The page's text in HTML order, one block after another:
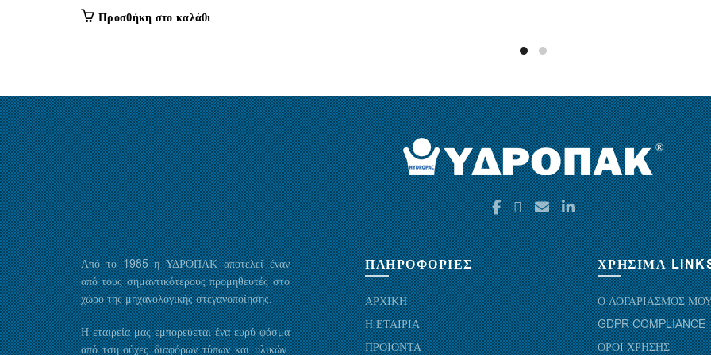
Προσθήκη στο καλάθι
Από το 1985 η ΥΔΡΟΠΑΚ αποτελεί έναν
από τους σημαντικότερους προμηθευτές στο
χώρο της μηχανολογικής στεγανοποίησης.
Η εταιρεία μας εμπορεύεται ένα ευρύ φάσμα
από τσιμούχες διαφόρων τύπων και υλικών.
ΠΛΗΡΟΦΟΡΙΕΣ
ΑΡΧΙΚΗ
Η ΕΤΑΙΡΙΑ
ΠΡΟΪΟΝΤΑ
ΧΡΗΣΙΜΑ
Ο ΛΟΓΑΡΙΑΣΜΟΣ
GDPR COMPLIANCE
ΟΡΟΙ ΧΡΗΣΗΣ